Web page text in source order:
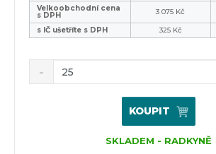
Velkoobchodní cena
s DPH 3 075 Kč
s IČ ušetříte s DPH
325 Kč
KOUPIT
SKLADEM - RADKYNĚ